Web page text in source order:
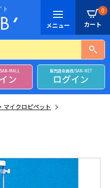
0
MALL
ン
販売店会員様/SAN-NET
ログイン
マイクロピペット